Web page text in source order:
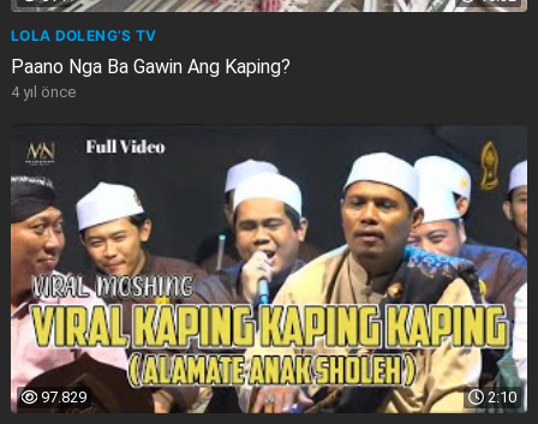
LOLA DOLENG’S TV
Paano Nga Ba Gawin Ang Kaping?
4 yıl önce
2:10
97.829